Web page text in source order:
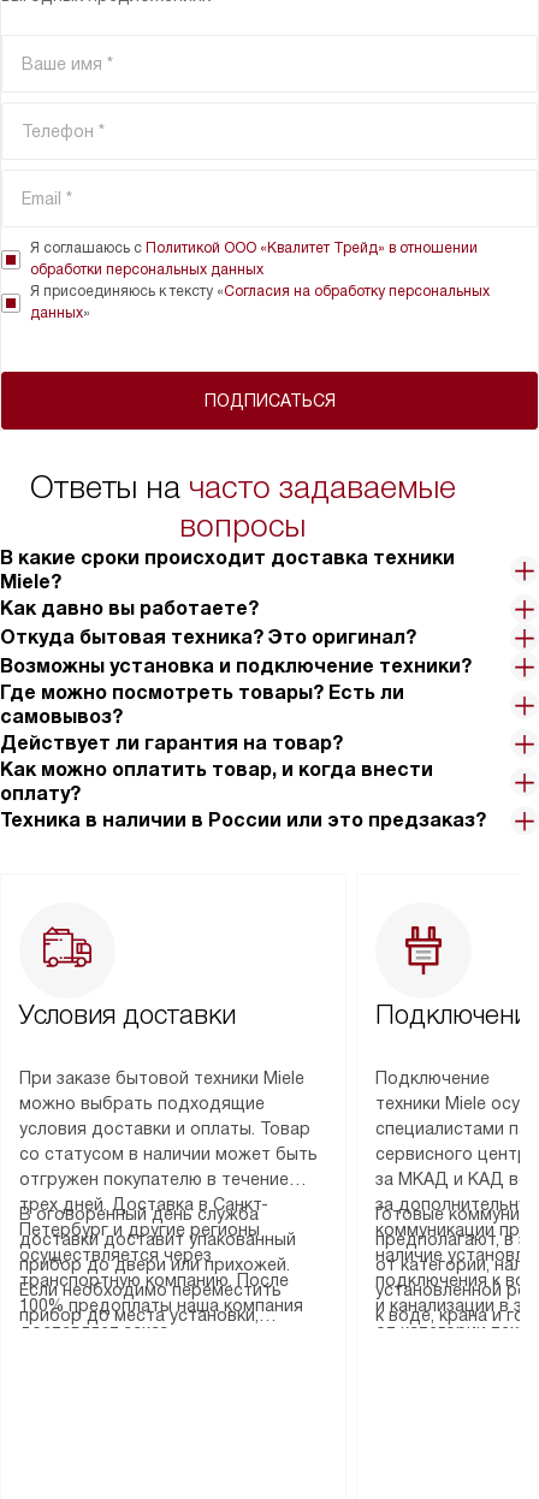
ПОДПИСАТЬСЯ
Я соглашаюсь с Политикой ООО «Квалитет Трейд» в отношении
обработки персональных данных
Я присоединяюсь к тексту «Согласия на обработку персональных
данных»
Ответы на часто задаваемые
вопросы
В какие сроки происходит доставка техники
Miele?
Как давно вы работаете?
Откуда бытовая техника? Это оригинал?
Возможны установка и подключение техники?
Где можно посмотреть товары? Есть ли
самовывоз?
Действует ли гарантия на товар?
Как можно оплатить товар, и когда внести
оплату?
Техника в наличии в России или это предзаказ?
Условия доставки
При заказе бытовой техники Miele
можно выбрать подходящие
условия доставки и оплаты. Товар
со статусом в наличии может быть
отгружен покупателю в течение
трех дней. Доставка в Санкт-
Петербург и другие регионы
осуществляется через
транспортную компанию. После
100% предоплаты наша компания
доставляет заказ
В оговоренный день служба
доставки доставит упакованный
прибор до двери или прихожей.
Если необходимо переместить
прибор до места установки,
Подключение
техники Miele
специалистами
сервисного
за МКАД и КАД
за
коммуникации
наличие
подключения к
и канализации в
от категории
Готовые
предполагают, в
от категории,
установленной
к воде, крана и